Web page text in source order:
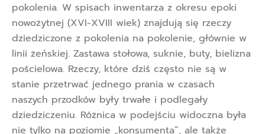
pokolenia. W spisach inwentarza z okresu epoki
nowożytnej (XVI-XVIII wiek) znajdują się rzeczy
dziedziczone z pokolenia na pokolenie, głównie w
linii żeńskiej. Zastawa stołowa, suknie, buty, bielizna
pościelowa. Rzeczy, które dziś często nie są w
stanie przetrwać jednego prania w czasach
naszych przodków były trwałe i podlegały
dziedziczeniu. Różnica w podejściu widoczna była
nie tylko na poziomie „konsumenta”, ale także